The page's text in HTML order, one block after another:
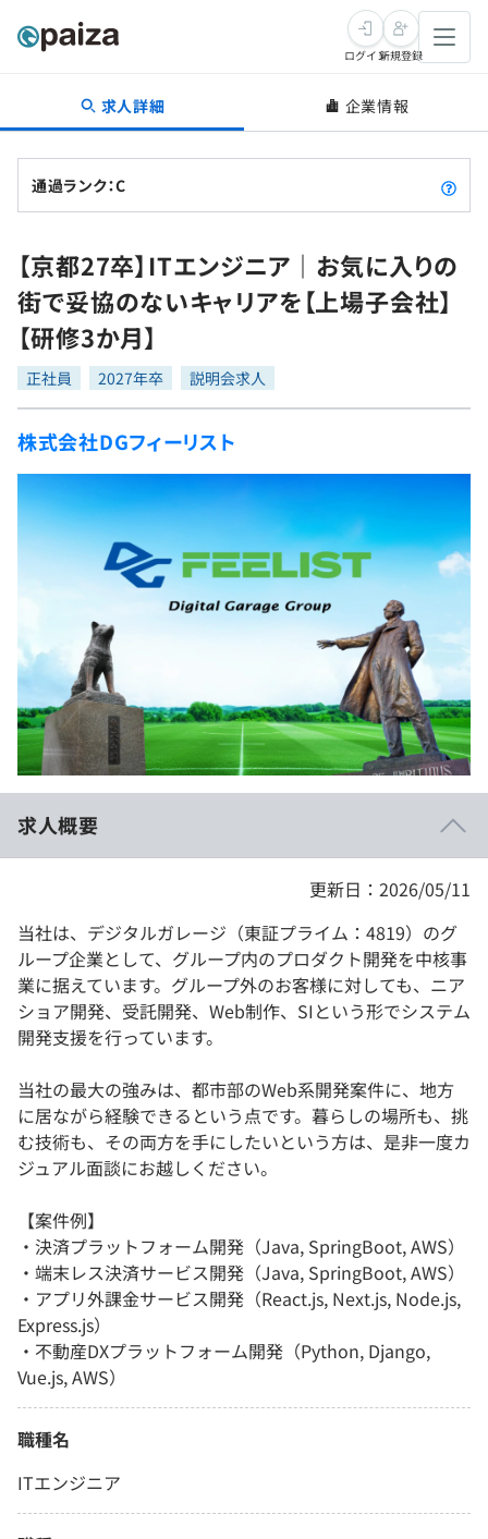
転職・キャリア
転職成功ガイド
転職エージェント
インタビュー
転職成功ガイド
新卒就活
求人検索
本選考
インターン
新卒エージェント
イベント・セミナー
インタビュー
学習
問題集
4択課題
リファレンス
個人向けプラン
法人向けプラン
学校向けプラン
契約内容・クーポン
プログラミング言語
再チャレンジ結果一覧
ゲーム・マンガ
Tech Team Journal
paiza times
paizaとは？
ログイン新規登録
求人詳細 企業情報
通過ランク：C
【京都27卒】ITエンジニア｜お気に入りの
街で妥協のないキャリアを【上場子会社】
【研修3か月】
正社員 2027年卒 説明会求人
株式会社DGフィーリスト
求人概要
更新日：2026/05/11
当社は、デジタルガレージ（東証プライム：4819）のグ
ループ企業として、グループ内のプロダクト開発を中核事
業に据えています。グループ外のお客様に対しても、ニア
ショア開発、受託開発、Web制作、SIという形でシステム
開発支援を行っています。
当社の最大の強みは、都市部のWeb系開発案件に、地方
に居ながら経験できるという点です。暮らしの場所も、挑
む技術も、その両方を手にしたいという方は、是非一度カ
ジュアル面談にお越しください。
【案件例】
・決済プラットフォーム開発（Java, SpringBoot, AWS）
・端末レス決済サービス開発（Java, SpringBoot, AWS）
・アプリ外課金サービス開発（React.js, Next.js, Node.js,
Express.js）
・不動産DXプラットフォーム開発（Python, Django,
Vue.js, AWS）
職種名
ITエンジニア